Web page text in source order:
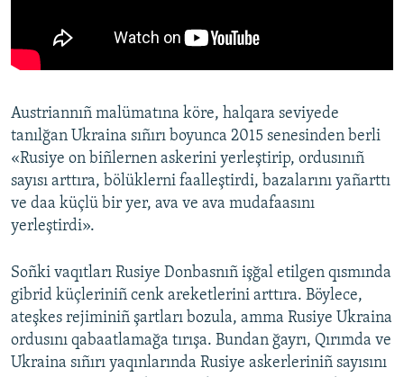
Austriannıñ malümatına köre, halqara seviyede
tanılğan Ukraina sıñırı boyunca 2015 senesinden berli
«Rusiye on biñlernen askerini yerleştirip, ordusınıñ
sayısı arttıra, bölüklerni faalleştirdi, bazalarını yañarttı
ve daa küçlü bir yer, ava ve ava mudafaasını
yerleştirdi».
Soñki vaqıtları Rusiye Donbasnıñ işğal etilgen qısmında
gibrid küçleriniñ cenk areketlerini arttıra. Böylece,
ateşkes rejiminiñ şartları bozula, amma Rusiye Ukraina
ordusını qabaatlamağa tırışa. Bundan ğayrı, Qırımda ve
Ukraina sıñırı yaqınlarında Rusiye askerleriniñ sayısını